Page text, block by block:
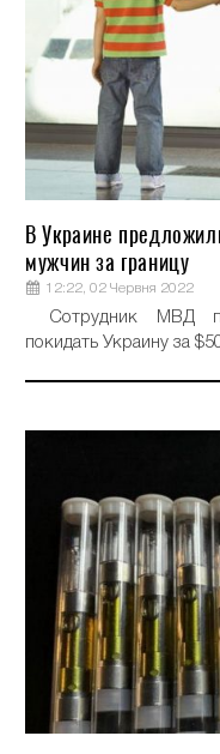
В Украине
мужчин за границу
12:22, 02 Червня 2022
Сотрудник МВД
покидать Украину за